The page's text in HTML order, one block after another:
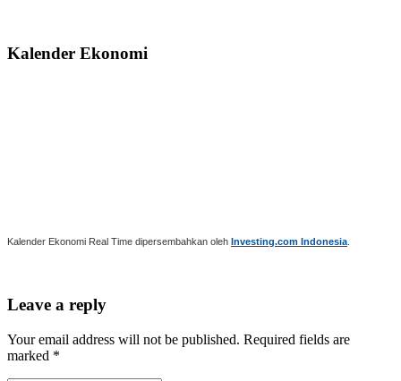
Kalender Ekonomi
Kalender Ekonomi Real Time dipersembahkan oleh Investing.com Indonesia
Leave a reply
Your email address will not be published. Required fields are
marked *